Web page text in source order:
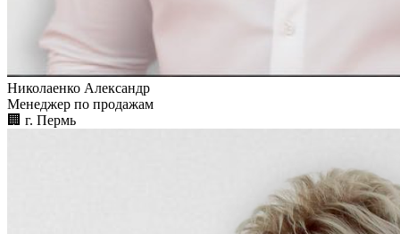
Николаенко Александр
Менеджер по продажам
🏢︎ г. Пермь